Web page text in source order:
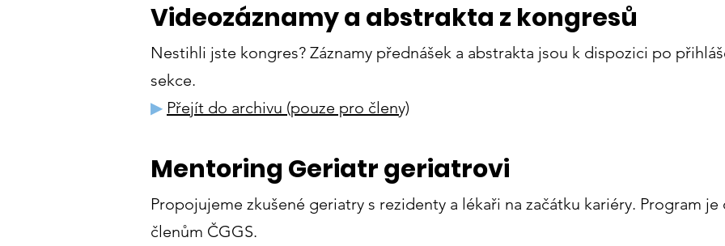
Videozáznamy a abstrakta z kongresů
Nestihli jste kongres? Záznamy přednášek a abstrakta jsou k dispozici po
sekce.
▶ Přejít do archivu (pouze pro členy)
Mentoring Geriatr geriatrovi
Propojujeme zkušené geriatry s rezidenty a lékaři na začátku kariéry. Program je
členům ČGGS.